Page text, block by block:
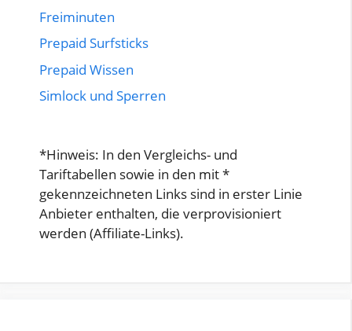
Freiminuten
Prepaid Surfsticks
Prepaid Wissen
Simlock und Sperren
*Hinweis: In den Vergleichs- und
Tariftabellen sowie in den mit *
gekennzeichneten Links sind in erster Linie
Anbieter enthalten, die verprovisioniert
werden (Affiliate-Links).